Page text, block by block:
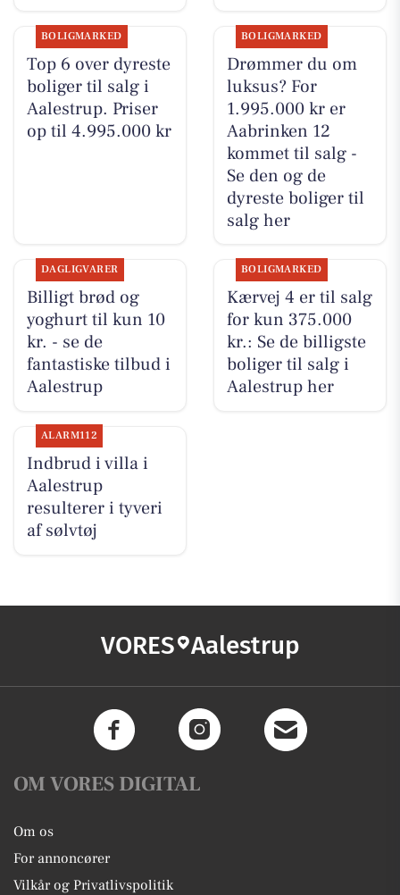
BOLIGMARKED
Top 6 over dyreste
boliger til salg i
Aalestrup. Priser
op til 4.995.000 kr
BOLIGMARKED
Drømmer du om
luksus? For
1.995.000 kr er
Aabrinken 12
kommet til salg -
Se den og de
dyreste boliger til
salg her
DAGLIGVARER
Billigt brød og
yoghurt til kun 10
kr. - se de
fantastiske tilbud i
Aalestrup
BOLIGMARKED
Kærvej 4 er til salg
for kun 375.000
kr.: Se de billigste
boliger til salg i
Aalestrup her
ALARM112
Indbrud i villa i
Aalestrup
resulterer i tyveri
af sølvtøj
VORES Aalestrup
OM VORES DIGITAL
Om os
For annoncører
Vilkår og Privatlivspolitik